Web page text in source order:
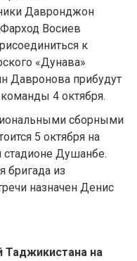
Давронджон
Восиев
к
«Дунава»
Давронова прибудут
4 октября.
сборными
5 октября на
стадионе Душанбе.
бригада из
назначен Денис
Таджикистана на